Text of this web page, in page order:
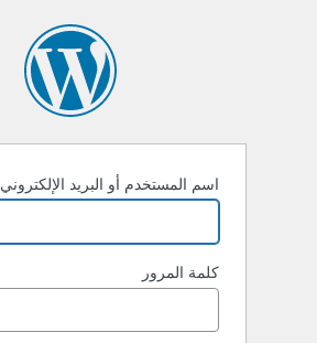
اسم المستخدم أو البريد الإلكتروني
كلمة المرور